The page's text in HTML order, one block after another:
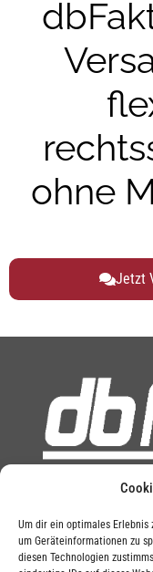
Um dir ein optimales Erlebnis
um Geräteinformationen zu
diesen Technologien
ohne
Jetzt
DOWNLOADS
SUPPORT